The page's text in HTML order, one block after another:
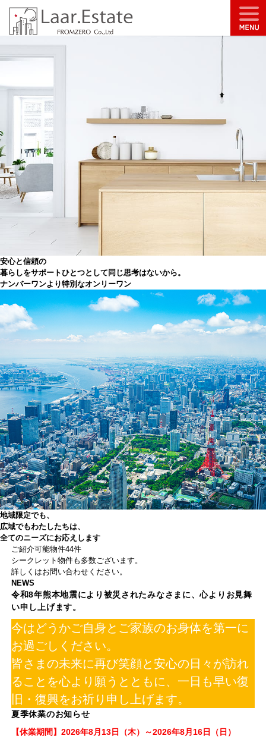
安心と信頼の
暮らしをサポートひとつとして同じ思考はないから。
ナンバーワンより特別なオンリーワン
地域限定でも、
広域でもわたしたちは、
全てのニーズにお応えします
ご紹介可能物件44件
シークレット物件も多数ございます。
詳しくはお問い合わせください。
NEWS
令和8年熊本地震により被災されたみなさまに、心よりお見舞
い申し上げます。
今はどうかご自身とご家族のお身体を第一に
お過ごしください。
皆さまの未来に再び笑顔と安心の日々が訪れ
ることを心より願うとともに、一日も早い復
旧・復興をお祈り申し上げます。
夏季休業のお知らせ
【休業期間】2026年8月13日（木）～2026年8月16日（日）